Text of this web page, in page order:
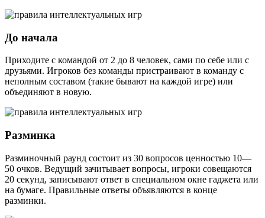
До начала
Приходите с командой от 2 до 8 человек, сами по себе или с
друзьями. Игроков без команды пристраивают в команду с
неполным составом (такие бывают на каждой игре) или
объединяют в новую.
Разминка
Разминочный раунд состоит из 30 вопросов ценностью 10—
50 очков. Ведущий зачитывает вопросы, игроки совещаются
20 секунд, записывают ответ в специальном окне гаджета или
на бумаге. Правильные ответы объявляются в конце
разминки.